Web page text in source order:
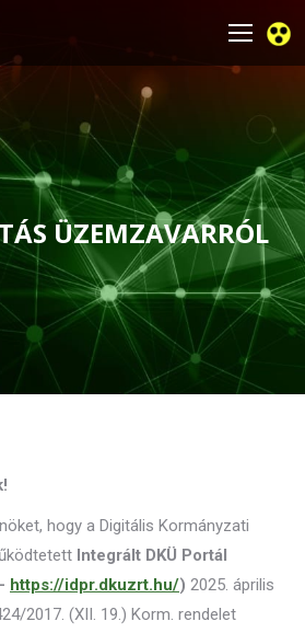
ÜZEMZAVARRÓL
You are here:
hogy a Digitális Kormányzati
Integrált DKÜ Portál
https://idpr.dkuzrt.hu/) 2025. április
2017. (XII. 19.) Korm. rendelet